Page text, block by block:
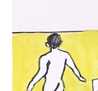
Actividades
Noticias
Tienda